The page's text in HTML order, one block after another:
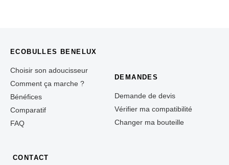
ECOBULLES BENELUX
Choisir son adoucisseur
Comment ça marche ?
Bénéfices
Comparatif
FAQ
DEMANDES
Demande de devis
Vérifier ma compatibilité
Changer ma bouteille
CONTACT